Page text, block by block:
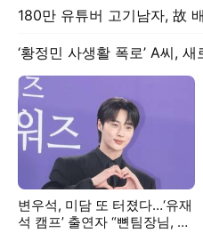
변우석, 미담 또 터졌다…‘유재
석 캠프’ 출연자 “뼌팀장님, 기